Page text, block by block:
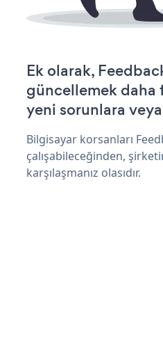
Ek olarak,
güncellemek daha
yeni sorunlara
Bilgisayar korsanları
çalışabileceğinden,
karşılaşmanız olasıdır.